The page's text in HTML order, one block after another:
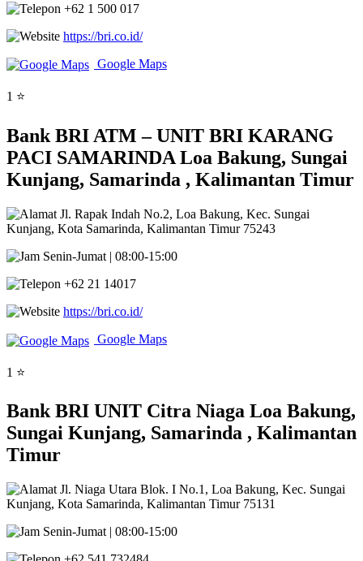
+62 1 500 017
https://bri.co.id/
Google Maps
1 ⭐
Bank BRI ATM – UNIT BRI KARANG
PACI SAMARINDA Loa Bakung, Sungai
Kunjang, Samarinda , Kalimantan Timur
Jl. Rapak Indah No.2, Loa Bakung, Kec. Sungai
Kunjang, Kota Samarinda, Kalimantan Timur 75243
Senin-Jumat | 08:00-15:00
+62 21 14017
https://bri.co.id/
Google Maps
1 ⭐
Bank BRI UNIT Citra Niaga Loa Bakung,
Sungai Kunjang, Samarinda , Kalimantan
Timur
Jl. Niaga Utara Blok. I No.1, Loa Bakung, Kec. Sungai
Kunjang, Kota Samarinda, Kalimantan Timur 75131
Senin-Jumat | 08:00-15:00